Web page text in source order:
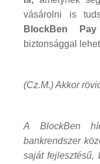
vásárolni is
BlockBen Pay
biztonsággal
(Cz.M.) Akkor
A BlockBen
bankrendszer
saját fejlesztésű,